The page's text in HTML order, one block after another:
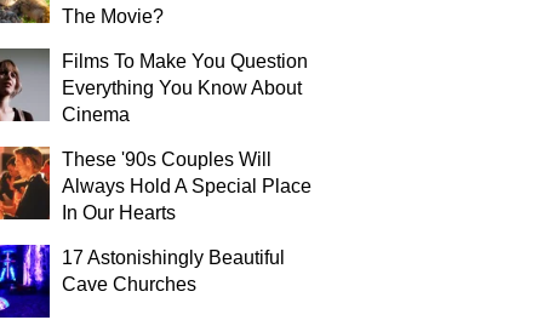
The Movie?
Films To Make You Question
Everything You Know About
Cinema
These '90s Couples Will
Always Hold A Special Place
In Our Hearts
17 Astonishingly Beautiful
Cave Churches